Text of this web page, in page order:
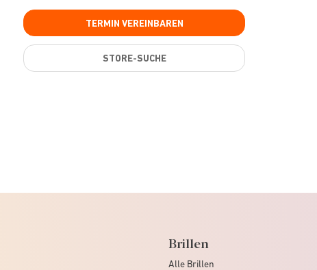
TERMIN VEREINBAREN
STORE-SUCHE
Brillen
Alle Brillen